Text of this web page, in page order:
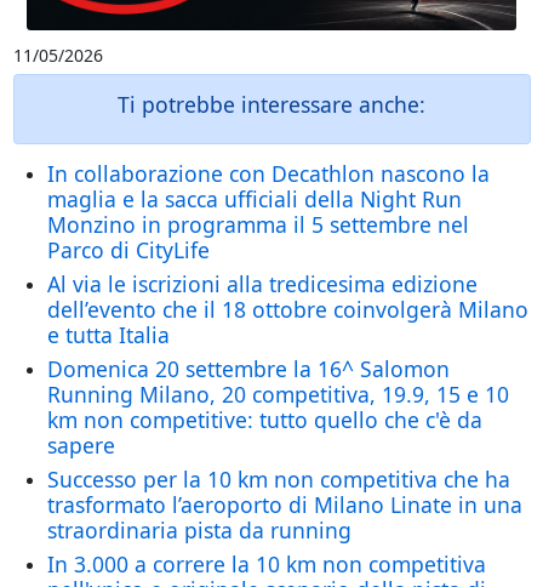
11/05/2026
Ti potrebbe interessare anche:
In collaborazione con Decathlon nascono la
maglia e la sacca ufficiali della Night Run
Monzino in programma il 5 settembre nel
Parco di CityLife
Al via le iscrizioni alla tredicesima edizione
dell’evento che il 18 ottobre coinvolgerà Milano
e tutta Italia
Domenica 20 settembre la 16^ Salomon
Running Milano, 20 competitiva, 19.9, 15 e 10
km non competitive: tutto quello che c'è da
sapere
Successo per la 10 km non competitiva che ha
trasformato l’aeroporto di Milano Linate in una
straordinaria pista da running
In 3.000 a correre la 10 km non competitiva